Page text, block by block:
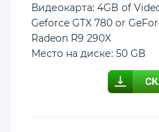
Видеокарта: 4GB of
Geforce GTX 780 or
Radeon R9 290X
Место на диске: 50 GB